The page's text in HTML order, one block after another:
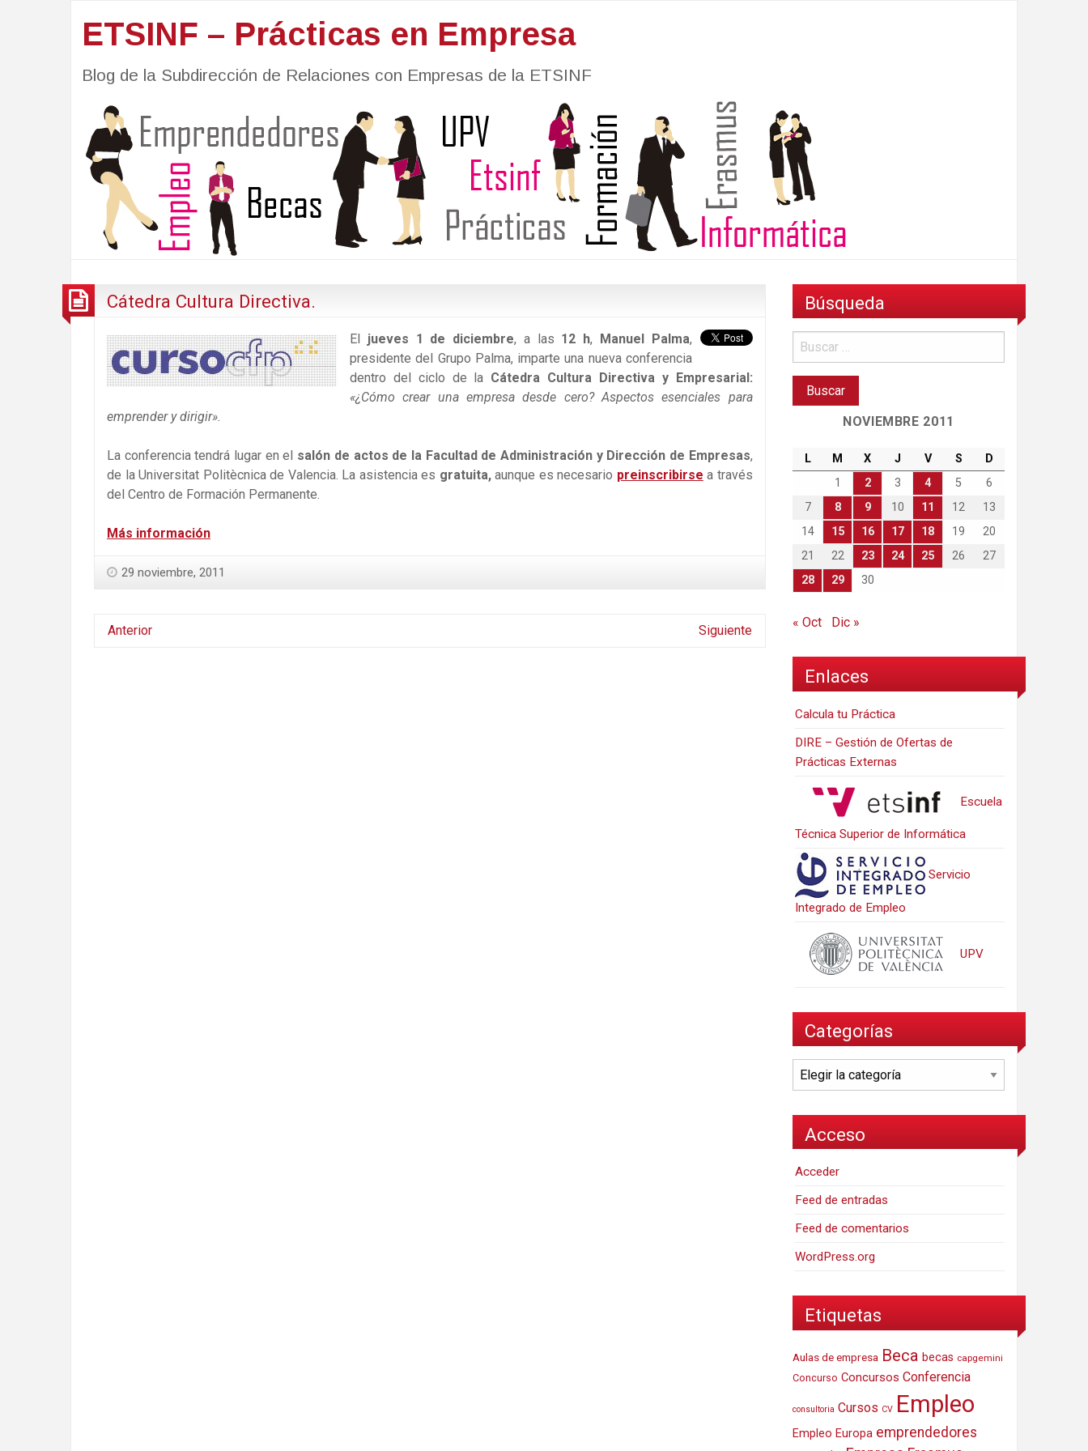
ETSINF – Prácticas en Empresa
Blog de la Subdirección de Relaciones con Empresas de la ETSINF
Cátedra Cultura Directiva.
El jueves 1 de diciembre, a las 12 h, Manuel Palma,
presidente del Grupo Palma, imparte una nueva conferencia
dentro del ciclo de la Cátedra Cultura Directiva y Empresarial:
«¿Cómo crear una empresa desde cero? Aspectos esenciales para
emprender y dirigir»
La conferencia tendrá lugar en el salón de actos de la Facultad de Administración y Dirección de Empresas,
de la Universitat Politècnica de Valencia. La asistencia es gratuita,aunque es necesario preinscribirse a través
del Centro de Formación Permanente.
Más información
29 noviembre, 2011
Anterior Siguiente
Búsqueda
NOVIEMBRE 2011
L M X J V S
D
1
2 3 4 5
6
7
8 9 10 11 12
13
14
15 16 17 18 19
20
21
22 23 24 25 26
27
28
29 30
« Oct Dic »
Enlaces
Calcula tu Práctica
DIRE – Gestión de Ofertas de
Prácticas Externas
Escuela
Técnica Superior de Informática
Servicio
Integrado de Empleo
UPV
Categorías
Categorías
Acceso
Acceder
Feed de entradas
Feed de comentarios
WordPress.org
Etiquetas
Aulas de empresa Beca becas capgemini
Concurso Concursos Conferencia
consultoria Cursos CV Empleo
Empleo Europa emprendedores